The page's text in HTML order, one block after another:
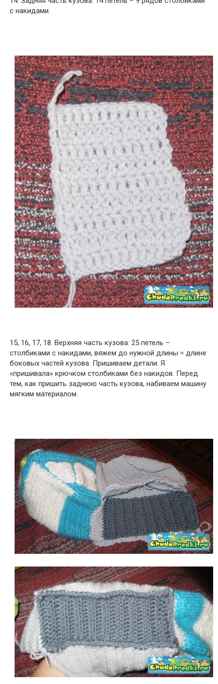
с накидами.
15, 16, 17, 18. Верхняя часть кузова: 25 петель –
столбиками с накидами, вяжем до нужной длины = длине
боковых частей кузова. Пришиваем детали. Я
«пришивала» крючком столбиками без накидов. Перед
тем, как пришить заднюю часть кузова, набиваем машину
мягким материалом.